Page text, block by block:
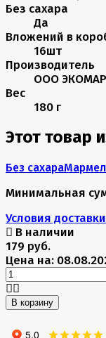
Без сахара
Да
Вложений в
16шт
Производитель
ООО ЭКОМАР
Вес
180 г
Этот товар
Без сахара
Минимальная
Условия
В наличии
179 руб.
Цена на:
В корзину